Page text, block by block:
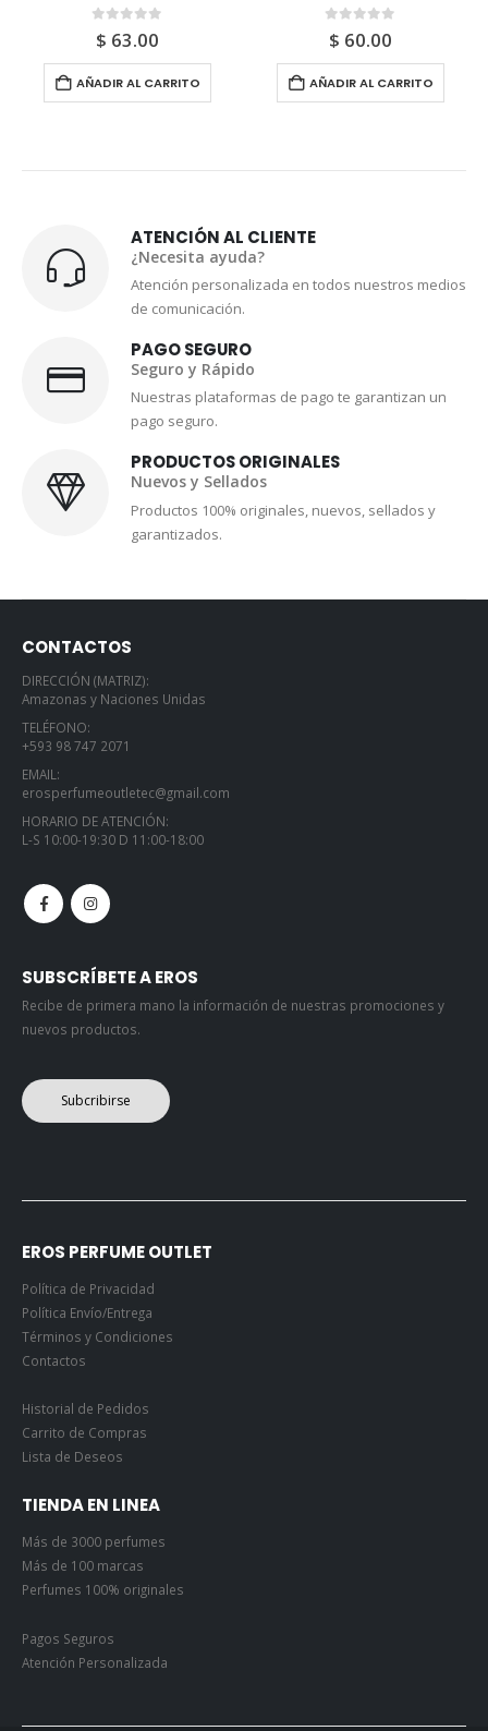
0out of 5
$ 63.00
AÑADIR AL CARRITO
0out of 5
$ 60.00
AÑADIR AL CARRITO
ATENCIÓN AL CLIENTE
¿Necesita ayuda?
Atención personalizada en todos nuestros medios
de comunicación.
PAGO SEGURO
Seguro y Rápido
Nuestras plataformas de pago te garantizan un
pago seguro.
PRODUCTOS ORIGINALES
Nuevos y Sellados
Productos 100% originales, nuevos, sellados y
garantizados.
CONTACTOS
DIRECCIÓN (MATRIZ):
Amazonas y Naciones Unidas
TELÉFONO:
+593 98 747 2071
EMAIL:
erosperfumeoutletec@gmail.com
HORARIO DE ATENCIÓN:
L-S 10:00-19:30 D 11:00-18:00
SUBSCRÍBETE A EROS
Recibe de primera mano la información de nuestras promociones y
nuevos productos.
Subcribirse
EROS PERFUME OUTLET
Política de Privacidad
Política Envío/Entrega
Términos y Condiciones
Contactos
Historial de Pedidos
Carrito de Compras
Lista de Deseos
TIENDA EN LINEA
Más de 3000 perfumes
Más de 100 marcas
Perfumes 100% originales
Pagos Seguros
Atención Personalizada